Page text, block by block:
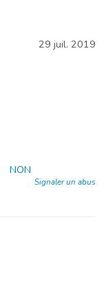
29 juil. 2019
NON
Signaler un abus